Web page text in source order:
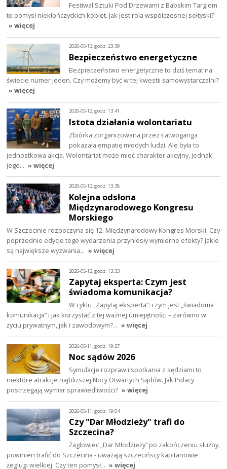
Festiwal Sztuki Pod Drzewami z Babskim Targiem
to pomysł niekłończyckich kobiet. Jak jest rola współczesnej sołtyski?
» więcej
2026-05-13, godz. 23:39
Bezpieczeństwo energetyczne
Bezpieczeństwo energetyczne to dziś temat na
świecie numer jeden. Czy możemy być w tej kwestii samowystarczalni?
» więcej
2026-05-12, godz. 13:41
Istota działania wolontariatu
Zbiórka zorganizowana przez Łatwoganga
pokazała empatię młodych ludzi. Ale była to
jednostkowa akcja. Wolontariat może mieć charakter akcyjny, jednak
jego… » więcej
2026-05-12, godz. 13:38
Kolejna odsłona
Międzynarodowego Kongresu
Morskiego
W Szczecinie rozpoczyna się 12. Międzynarodowy Kongres Morski. Czy
poprzednie edycje tego wydarzenia przyniosły wymierne efekty? Jakie
są największe wyzwania… » więcej
2026-05-12, godz. 13:33
Zapytaj eksperta: Czym jest
świadoma komunikacja?
W cyklu „Zapytaj eksperta”: czym jest „świadoma
komunikacja” i jak korzystać z tej ważnej umiejętności – zarówno w
życiu prywatnym, jak i zawodowym?… » więcej
2026-05-11, godz. 19:27
Noc sądów 2026
Symulacje rozpraw i spotkania z sędziami to
niektóre atrakcje najbliższej Nocy Otwartych Sądów. Jak Polacy
postrzegają wymiar sprawiedliwości? » więcej
2026-05-11, godz. 19:04
Czy "Dar Młodzieży" trafi do
Szczecina?
Żaglowiec „Dar Młodzieży” po zakończeniu służby,
powinien trafić do Szczecina - uważają szczecińscy kapitanowie
żeglugi wielkiej. Czy ten pomysł… » więcej